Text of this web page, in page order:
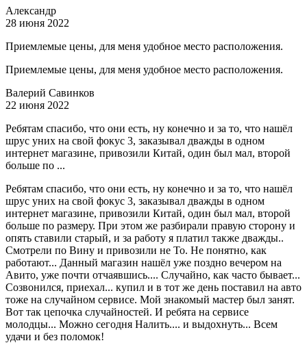
Александр
28 июня 2022
Приемлемые цены, для меня удобное место расположения.
Приемлемые цены, для меня удобное место расположения.
Валерий Савинков
22 июня 2022
Ребятам спасибо, что они есть, ну конечно и за то, что нашёл
шрус уних на свой фокус 3, заказывал дважды в одном
интернет магазине, привозили Китай, один был мал, второй
больше по ...
Ребятам спасибо, что они есть, ну конечно и за то, что нашёл
шрус уних на свой фокус 3, заказывал дважды в одном
интернет магазине, привозили Китай, один был мал, второй
больше по размеру. При этом же разбирали правую сторону и
опять ставили старый, и за работу я платил также дважды..
Смотрели по Вину и привозили не То. Не понятно, как
работают... Данный магазин нашёл уже поздно вечером на
Авито, уже почти отчаявшись.... Случайно, как часто бывает...
Созвонился, приехал... купил и в тот же день поставил на авто
тоже на случайном сервисе. Мой знакомый мастер был занят.
Вот так цепочка случайностей. И ребята на сервисе
молодцы... Можно сегодня Налить.... и выдохнуть... Всем
удачи и без поломок!